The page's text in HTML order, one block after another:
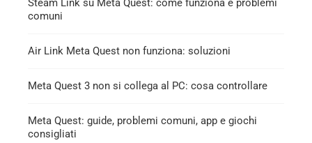
Steam Link su Meta Quest: come funziona e problemi
comuni
Air Link Meta Quest non funziona: soluzioni
Meta Quest 3 non si collega al PC: cosa controllare
Meta Quest: guide, problemi comuni, app e giochi
consigliati